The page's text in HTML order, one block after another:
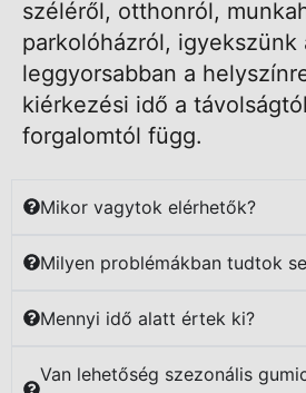
széléről, otthonról,
parkolóházról, igyekszünk
leggyorsabban a
kiérkezési idő a
forgalomtól függ.
Mikor vagytok elérhetők?
Milyen problémákban tudtok
Mennyi idő alatt értek ki?
Van lehetőség szezonális